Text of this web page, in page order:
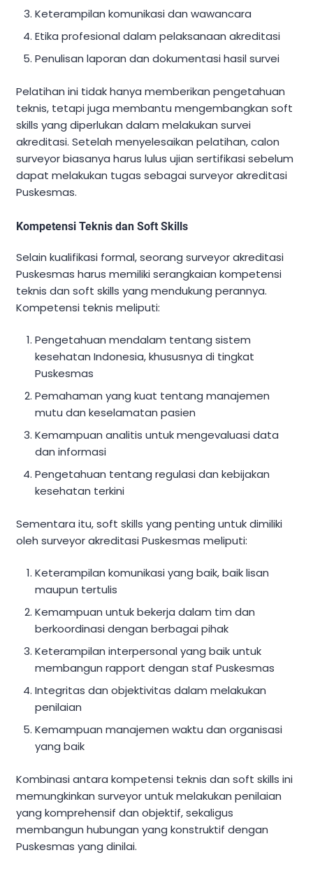
Keterampilan komunikasi dan wawancara
Etika profesional dalam pelaksanaan akreditasi
Penulisan laporan dan dokumentasi hasil survei
Pelatihan ini tidak hanya memberikan pengetahuan
teknis, tetapi juga membantu mengembangkan soft
skills yang diperlukan dalam melakukan survei
akreditasi. Setelah menyelesaikan pelatihan, calon
surveyor biasanya harus lulus ujian sertifikasi sebelum
dapat melakukan tugas sebagai surveyor akreditasi
Puskesmas.
Kompetensi Teknis dan Soft Skills
Selain kualifikasi formal, seorang surveyor akreditasi
Puskesmas harus memiliki serangkaian kompetensi
teknis dan soft skills yang mendukung perannya.
Kompetensi teknis meliputi:
Pengetahuan mendalam tentang sistem
kesehatan Indonesia, khususnya di tingkat
Puskesmas
Pemahaman yang kuat tentang manajemen
mutu dan keselamatan pasien
Kemampuan analitis untuk mengevaluasi data
dan informasi
Pengetahuan tentang regulasi dan kebijakan
kesehatan terkini
Sementara itu, soft skills yang penting untuk dimiliki
oleh surveyor akreditasi Puskesmas meliputi:
Keterampilan komunikasi yang baik, baik lisan
maupun tertulis
Kemampuan untuk bekerja dalam tim dan
berkoordinasi dengan berbagai pihak
Keterampilan interpersonal yang baik untuk
membangun rapport dengan staf Puskesmas
Integritas dan objektivitas dalam melakukan
penilaian
Kemampuan manajemen waktu dan organisasi
yang baik
Kombinasi antara kompetensi teknis dan soft skills ini
memungkinkan surveyor untuk melakukan penilaian
yang komprehensif dan objektif, sekaligus
membangun hubungan yang konstruktif dengan
Puskesmas yang dinilai.